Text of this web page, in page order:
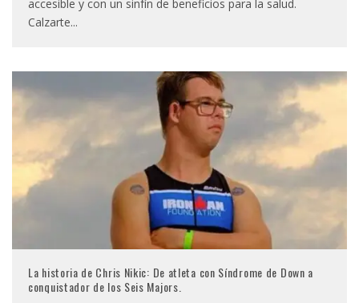
accesible y con un sinfín de beneficios para la salud.
Calzarte...
La historia de Chris Nikic: De atleta con Síndrome de Down a
conquistador de los Seis Majors.